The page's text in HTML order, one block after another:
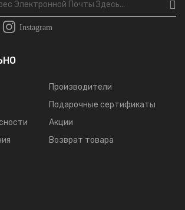
Instagram
Производители
Подарочные сертификаты
Акции
Возврат товара